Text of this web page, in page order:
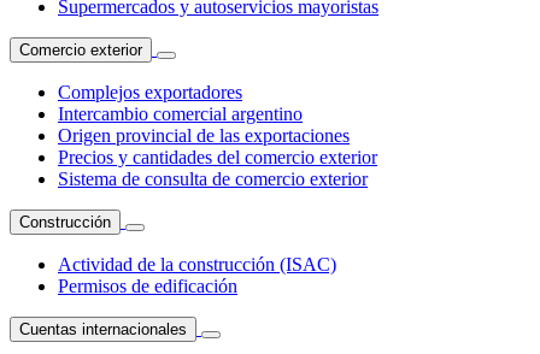
Supermercados y autoservicios mayoristas
Comercio exterior
Complejos exportadores
Intercambio comercial argentino
Origen provincial de las exportaciones
Precios y cantidades del comercio exterior
Sistema de consulta de comercio exterior
Construcción
Actividad de la construcción (ISAC)
Permisos de edificación
Cuentas internacionales